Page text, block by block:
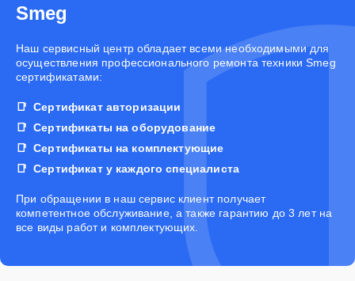
Smeg
Наш сервисный центр обладает всеми необходимыми для
осуществления профессионального ремонта техники Smeg
сертификатами:
Сертификат авторизации
Сертификаты на оборудование
Сертификаты на комплектующие
Сертификат у каждого специалиста
При обращении в наш сервис клиент получает
компетентное обслуживание, а также гарантию до 3 лет на
все виды работ и комплектующих.